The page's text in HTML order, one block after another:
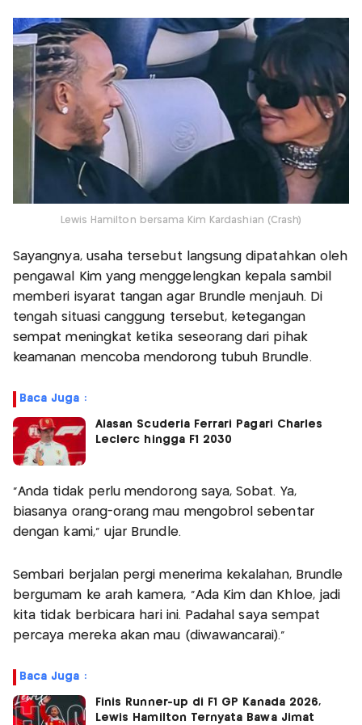
Lewis Hamilton bersama Kim Kardashian (Crash)
Sayangnya, usaha tersebut langsung dipatahkan oleh
pengawal Kim yang menggelengkan kepala sambil
memberi isyarat tangan agar Brundle menjauh. Di
tengah situasi canggung tersebut, ketegangan
sempat meningkat ketika seseorang dari pihak
keamanan mencoba mendorong tubuh Brundle.
Baca Juga :
Alasan Scuderia Ferrari Pagari Charles
Leclerc hingga F1 2030
"Anda tidak perlu mendorong saya, Sobat. Ya,
biasanya orang-orang mau mengobrol sebentar
dengan kami," ujar Brundle.
Sembari berjalan pergi menerima kekalahan, Brundle
bergumam ke arah kamera, "Ada Kim dan Khloe, jadi
kita tidak berbicara hari ini. Padahal saya sempat
percaya mereka akan mau (diwawancarai)."
Baca Juga :
Finis Runner-up di F1 GP Kanada 2026,
Lewis Hamilton Ternyata Bawa Jimat